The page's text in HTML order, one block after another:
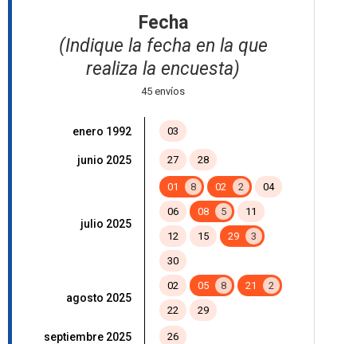
Fecha
(Indique la fecha en la que
realiza la encuesta)
45 envíos
enero 1992 03
junio 2025 27 28
julio 2025
01 8 02 2 04
06 08 5 11
12 15 29 3
30
agosto 2025
02 05 8 21 2
22 29
septiembre 2025 26